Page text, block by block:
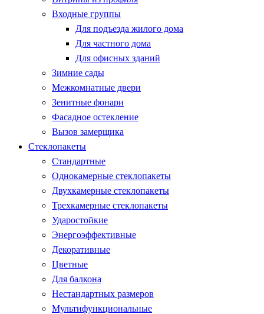
Входные группы
Для подъезда жилого дома
Для частного дома
Для офисных зданий
Зимние сады
Межкомнатные двери
Зенитные фонари
Фасадное остекление
Вызов замерщика
Стеклопакеты
Стандартные
Однокамерные стеклопакеты
Двухкамерные стеклопакеты
Трехкамерные стеклопакеты
Ударостойкие
Энергоэффективные
Декоративные
Цветные
Для балкона
Нестандартных размеров
Мультифункциональные